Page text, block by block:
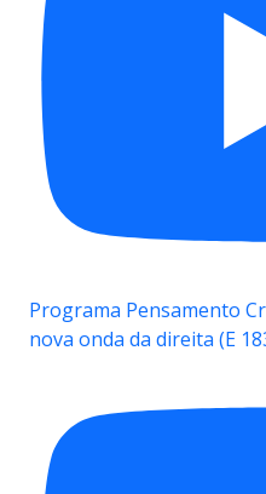
Programa Pensamento
nova onda da direita (E